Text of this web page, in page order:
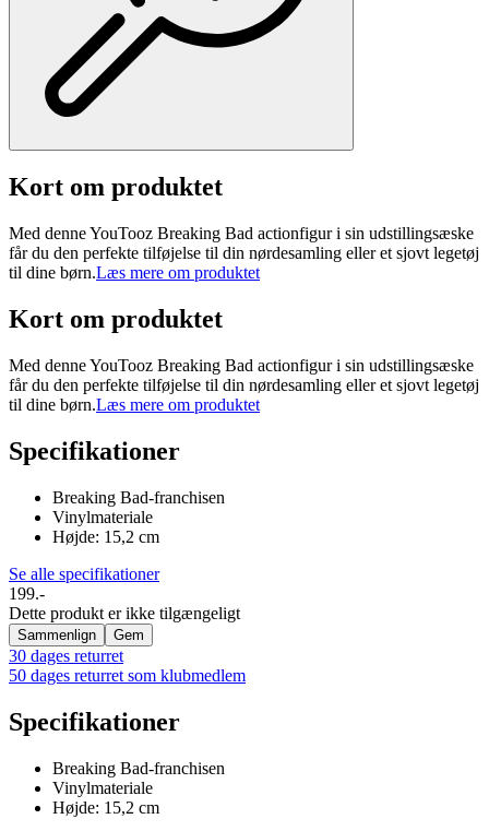
Kort om produktet
Med denne YouTooz Breaking Bad actionfigur i sin udstillingsæske
får du den perfekte tilføjelse til din nørdesamling eller et sjovt legetøj
til dine børn.Læs mere om produktet
Kort om produktet
Med denne YouTooz Breaking Bad actionfigur i sin udstillingsæske
får du den perfekte tilføjelse til din nørdesamling eller et sjovt legetøj
til dine børn.Læs mere om produktet
Specifikationer
Breaking Bad-franchisen
Vinylmateriale
Højde: 15,2 cm
Se alle specifikationer
199.-
Dette produkt er ikke tilgængeligt
Sammenlign Gem
30 dages returret
50 dages returret som klubmedlem
Specifikationer
Breaking Bad-franchisen
Vinylmateriale
Højde: 15,2 cm